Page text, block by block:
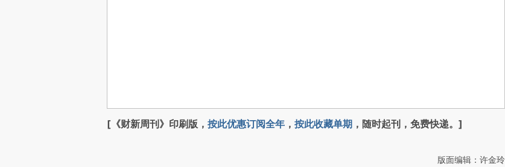
[《财新周刊》印刷版， 按此优惠订阅全年 ， 按此收藏单期 ，随时起刊，免费快递。]
版面编辑：许金玲